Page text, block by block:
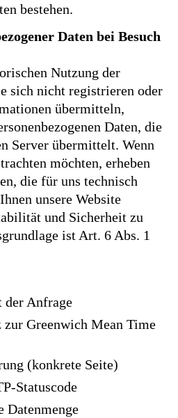
bestehen.
Daten bei Besuch
Nutzung der
sich nicht registrieren oder
übermitteln,
Daten, die
Server übermittelt. Wenn
möchten, erheben
die für uns technisch
unsere Website
und Sicherheit zu
ist Art. 6 Abs. 1
der Anfrage
Greenwich Mean Time
(konkrete Seite)
Statuscode
Datenmenge